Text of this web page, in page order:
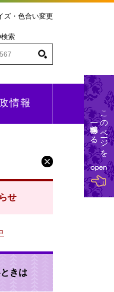
ズ・色合い変更
索
情報
せ
きは
このページを
一時保存する